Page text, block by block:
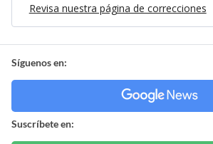
Revisa nuestra página de correcciones
Síguenos en:
Suscríbete en: